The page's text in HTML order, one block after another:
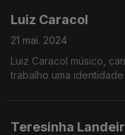
Luiz Caracol
21 mai. 2024
Luiz Caracol músico, cantor e autor, tem na génese do seu
trabalho uma
Teresinha